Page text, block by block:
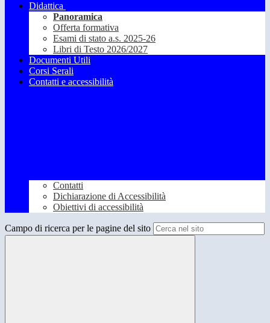
Didattica
Panoramica
Offerta formativa
Esami di stato a.s. 2025-26
Libri di Testo 2026/2027
Documenti Utili
Corsi Serali
Contatti e accessibilità
Contatti
Dichiarazione di Accessibilità
Obiettivi di accessibilità
Campo di ricerca per le pagine del sito